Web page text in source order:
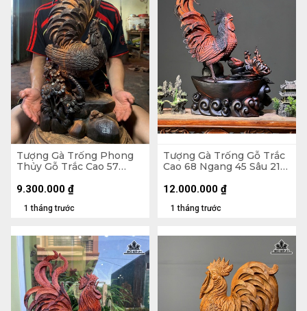
Tượng Gà Trống Phong
Thủy Gỗ Trắc Cao 57
1 tháng trước
9.300.000 ₫
Tượng Gà Trống Gỗ Trắc
Cao 68 Ngang 45 Sâu 21
1 tháng trước
12.000.000 ₫